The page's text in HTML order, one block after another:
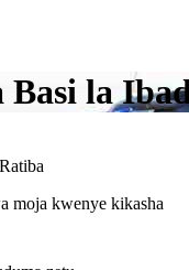
la
moja kwenye kikasha